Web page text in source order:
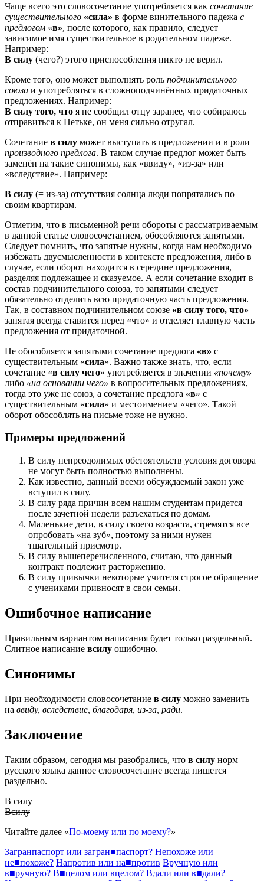
Чаще всего это словосочетание употребляется как сочетание
существительного «сила» в форме винительного падежа с
предлогом «в», после которого, как правило, следует
зависимое имя существительное в родительном падеже.
Например:
В силу (чего?) этого приспособления никто не верил.
Кроме того, оно может выполнять роль подчинительного
союза и употребляться в сложноподчинённых придаточных
предложениях. Например:
В силу того, что я не сообщил отцу заранее, что собираюсь
отправиться к Петьке, он меня сильно отругал.
Сочетание в силу может выступать в предложении и в роли
производного предлога. В таком случае предлог может быть
заменён на такие синонимы, как «ввиду», «из-за» или
«вследствие». Например:
В силу (= из-за) отсутствия солнца люди попрятались по
своим квартирам.
Отметим, что в письменной речи обороты с рассматриваемым
в данной статье словосочетанием, обособляются запятыми.
Следует помнить, что запятые нужны, когда нам необходимо
избежать двусмысленности в контексте предложения, либо в
случае, если оборот находится в середине предложения,
разделяя подлежащее и сказуемое. А если сочетание входит в
состав подчинительного союза, то запятыми следует
обязательно отделить всю придаточную часть предложения.
Так, в составном подчинительном союзе «в силу того, что»
запятая всегда ставится перед «что» и отделяет главную часть
предложения от придаточной.
Не обособляется запятыми сочетание предлога «в» с
существительным «сила». Важно также знать, что, если
сочетание «в силу чего» употребляется в значении «почему»
либо «на основании чего» в вопросительных предложениях,
тогда это уже не союз, а сочетание предлога «в» с
существительным «сила» и местоимением «чего». Такой
оборот обособлять на письме тоже не нужно.
Примеры предложений
В силу непреодолимых обстоятельств условия договора
не могут быть полностью выполнены.
Как известно, данный всеми обсуждаемый закон уже
вступил в силу.
В силу ряда причин всем нашим студентам придется
после зачетной недели разъехаться по домам.
Маленькие дети, в силу своего возраста, стремятся все
опробовать «на зуб», поэтому за ними нужен
тщательный присмотр.
В силу вышеперечисленного, считаю, что данный
контракт подлежит расторжению.
В силу привычки некоторые учителя строгое обращение
с учениками привносят в свои семьи.
Ошибочное написание
Правильным вариантом написания будет только раздельный.
Слитное написание всилу ошибочно.
Синонимы
При необходимости словосочетание в силу можно заменить
на ввиду, вследствие, благодаря, из-за, ради.
Заключение
Таким образом, сегодня мы разобрались, что в силу норм
русского языка данное словосочетание всегда пишется
раздельно.
В силу
Всилу
Читайте далее «По-моему или по моему?»
Загранпаспорт или загран■паспорт? Непохоже или
не■похоже? Напротив или на■против Вручную или
в■ручную? В■целом или вцелом? Вдали или в■дали?